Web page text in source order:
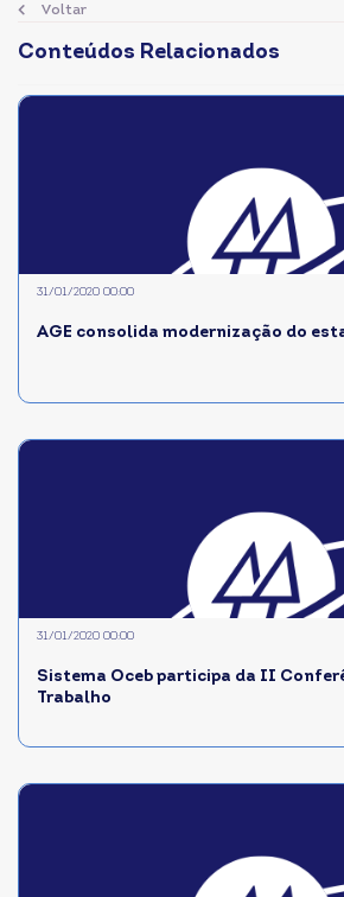
Voltar
Conteúdos Relacionados
AGE consolida modernização do
31/01/2020 00:00
Sistema Oceb participa da II
Trabalho
31/01/2020 00:00